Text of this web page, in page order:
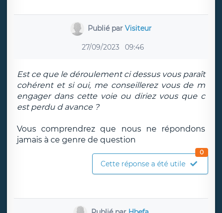
Publié parVisiteur
27/09/2023 09:46
Est ce que le déroulement ci dessus vous paraît
cohérent et si oui, me conseillerez vous de m
engager dans cette voie ou diriez vous que c
est perdu d avance ?
Vous comprendrez que nous ne répondons
jamais à ce genre de question
Cette réponse a été utile
0